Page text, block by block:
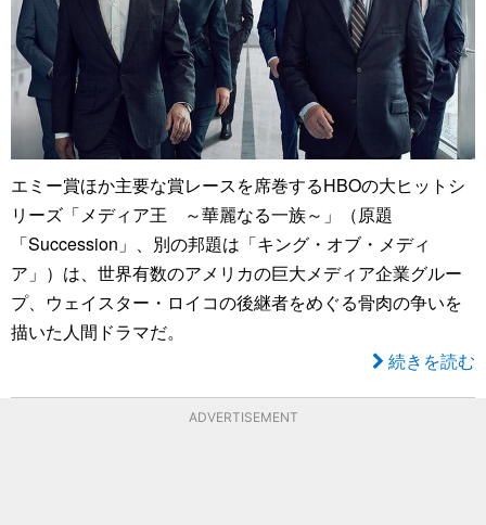
エミー賞ほか主要な賞レースを席巻するHBOの大ヒットシ
リーズ「メディア王 ～華麗なる一族～」（原題
「Succession」、別の邦題は「キング・オブ・メディ
ア」）は、世界有数のアメリカの巨大メディア企業グルー
プ、ウェイスター・ロイコの後継者をめぐる骨肉の争いを
描いた人間ドラマだ。
続きを読む
ADVERTISEMENT